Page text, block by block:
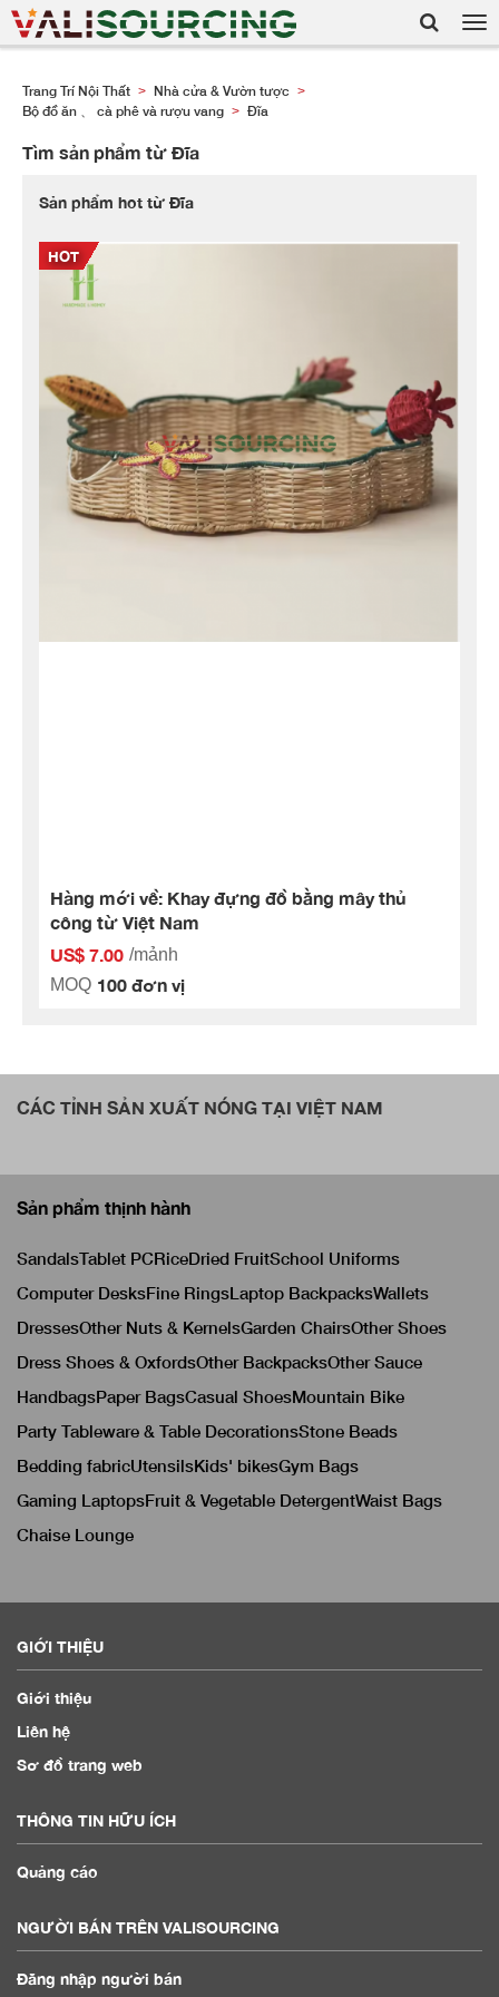
Trang Trí Nội Thất > Nhà cửa & Vườn tược >
Bộ đồ ăn 、 cà phê và rượu vang > Đĩa
Tìm sản phẩm từ Đĩa
Sản phẩm hot từ Đĩa
Hàng mới về: Khay đựng đồ bằng mây thủ
công từ Việt Nam
US$ 7.00 /mảnh
MOQ 100 đơn vị
CÁC TỈNH SẢN XUẤT NÓNG TẠI VIỆT NAM
Sản phẩm thịnh hành
SandalsTablet PCRiceDried FruitSchool Uniforms
Computer DesksFine RingsLaptop BackpacksWallets
DressesOther Nuts & KernelsGarden ChairsOther Shoes
Dress Shoes & OxfordsOther BackpacksOther Sauce
HandbagsPaper BagsCasual ShoesMountain Bike
Party Tableware & Table DecorationsStone Beads
Bedding fabricUtensilsKids' bikesGym Bags
Gaming LaptopsFruit & Vegetable DetergentWaist Bags
Chaise Lounge
GIỚI THIỆU
Giới thiệu
Liên hệ
Sơ đồ trang web
THÔNG TIN HỮU ÍCH
Quảng cáo
NGƯỜI BÁN TRÊN VALISOURCING
Đăng nhập người bán